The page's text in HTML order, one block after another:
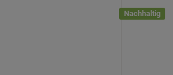
Nachhaltig